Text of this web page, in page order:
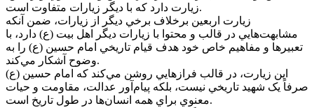
زيارت دارد که با ديگر زيارات متفاوت است.
زيارت اربعين برخلاف برخي ديگر از زيارات، ضمن آنکه
مشابهت‌هايي در قالب و محتوا با زيارات ديگر اهل بيت (ع) دارد، با
تعبيرها و مفاهيم خاص خود هدف قيام تاريخي امام حسين (ع) را به
وضوح آشکار مي‌کند.
اين زيارت، در قالب فرازهايي روشن مي‌کند که امام حسين (ع)
صرفاً يک شهيد تاريخي نيست، بلکه پيام‌آور عدالت، مقاومت و حيات
معنوي براي همه انسان‌ها در طول تاريخ است.